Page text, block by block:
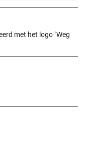
met het logo "Weg